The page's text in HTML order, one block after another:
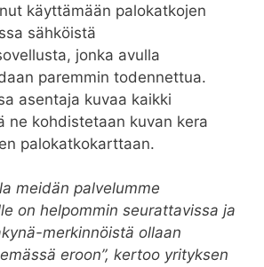
käyttämään palokatkojen
sähköistä
jonka avulla
paremmin todennettua.
asentaja kuvaa kaikki
ne kohdistetaan kuvan kera
palokatkokarttaan.
meidän palvelumme
on helpommin seurattavissa ja
merkinnöistä ollaan
eroon”, kertoo yrityksen